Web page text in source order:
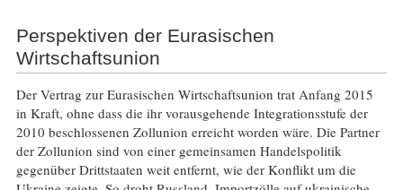
Perspektiven der Eurasischen
Wirtschaftsunion
Der Vertrag zur Eurasischen Wirtschaftsunion trat Anfang 2015
in Kraft, ohne dass die ihr vorausgehende Integrationsstufe der
2010 beschlossenen Zollunion erreicht worden wäre. Die Partner
der Zollunion sind von einer gemeinsamen Handelspolitik
gegenüber Drittstaaten weit entfernt, wie der Konflikt um die